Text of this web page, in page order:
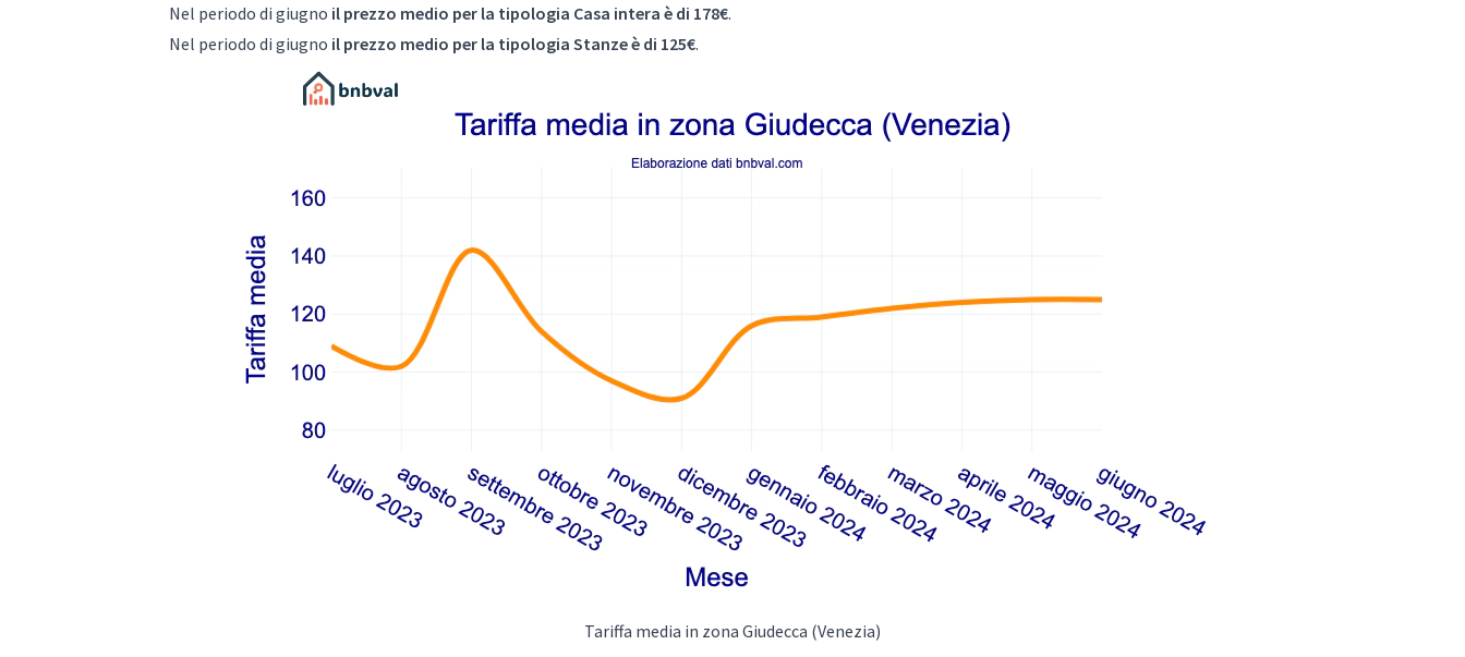
Nel periodo di giugno il prezzo medio per la tipologia Casa intera è di 178€.
Nel periodo di giugno il prezzo medio per la tipologia Stanze è di 125€.
Tariffa media in zona Giudecca (Venezia)